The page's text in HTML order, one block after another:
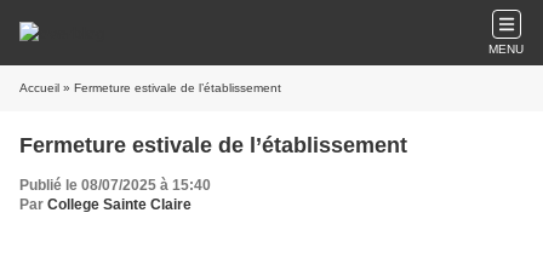
MENU
Accueil » Fermeture estivale de l’établissement
Fermeture estivale de l’établissement
Publié le 08/07/2025 à 15:40
Par College Sainte Claire